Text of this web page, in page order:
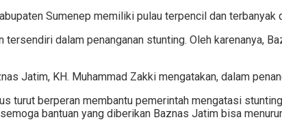
Sumenep memiliki pulau terpencil dan terbanyak
tersendiri dalam penanganan stunting. Oleh karenanya,
Jatim, KH. Muhammad Zakki mengatakan, dalam
turut berperan membantu pemerintah mengatasi
bantuan yang diberikan Baznas Jatim bisa